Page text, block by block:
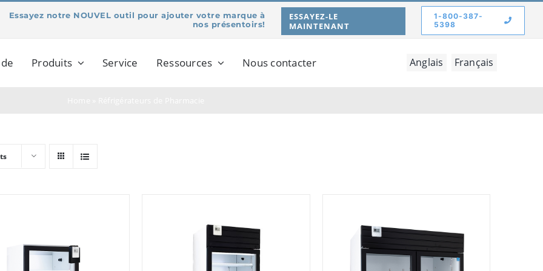
Essayez notre NOUVEL outil pour ajouter votre marque à
nos présentoirs!
ESSAYEZ-LE
MAINTENANT
1-800-387-
5398
Produits Service Ressources Nous contacter Anglais Français